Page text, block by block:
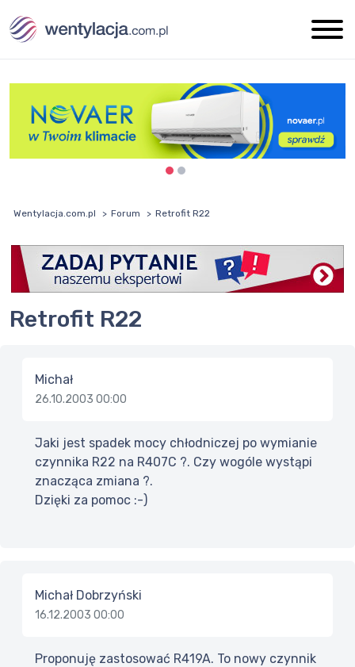
Wentylacja.com.pl Forum Retrofit R22
Retrofit R22
Michał
26.10.2003 00:00
Jaki jest spadek mocy chłodniczej po wymianie
czynnika R22 na R407C ?. Czy wogóle wystąpi
znacząca zmiana ?.
Dzięki za pomoc :-)
Michał Dobrzyński
16.12.2003 00:00
Proponuję zastosować R419A. To nowy czynnik